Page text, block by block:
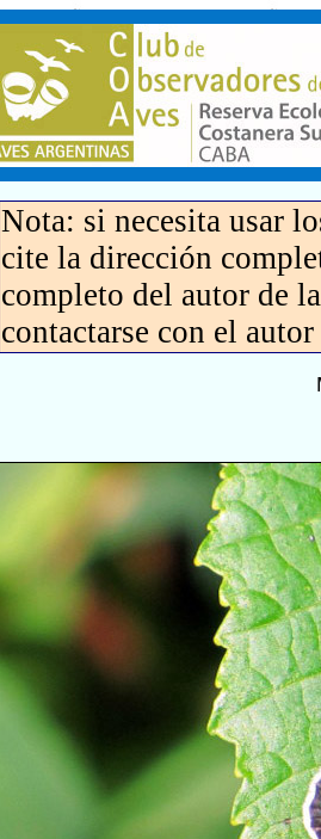
Nota: si necesita usar
cite la dirección
completo del autor de
contactarse con el